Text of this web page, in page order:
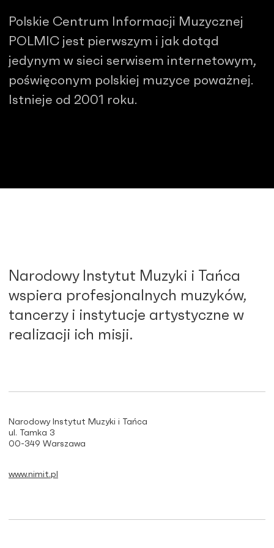
Polskie Centrum Informacji Muzycznej
POLMIC jest pierwszym i jak dotąd
jedynym w sieci serwisem internetowym,
poświęconym polskiej muzyce poważnej.
Istnieje od 2001 roku.
Narodowy Instytut Muzyki i Tańca
wspiera profesjonalnych muzyków,
tancerzy i instytucje artystyczne w
realizacji ich misji.
Narodowy Instytut Muzyki i Tańca
ul. Tamka 3
00-349 Warszawa
www.nimit.pl